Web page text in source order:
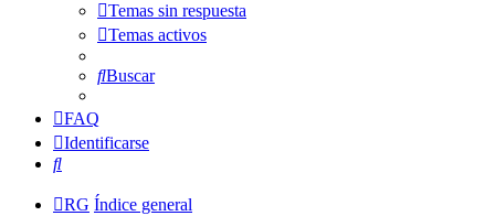
Temas sin respuesta
Temas activos
Buscar
FAQ
Identificarse
Buscar
RG Índice general